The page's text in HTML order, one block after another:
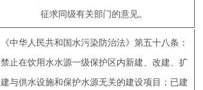
征求同级有关部门的意见。
《中华人民共和国水污染防治法》第五十八条：
禁止在饮用水水源一级保护区内新建、改建、扩
建与供水设施和保护水源无关的建设项目；已建